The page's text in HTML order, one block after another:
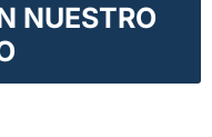
NUESTRO